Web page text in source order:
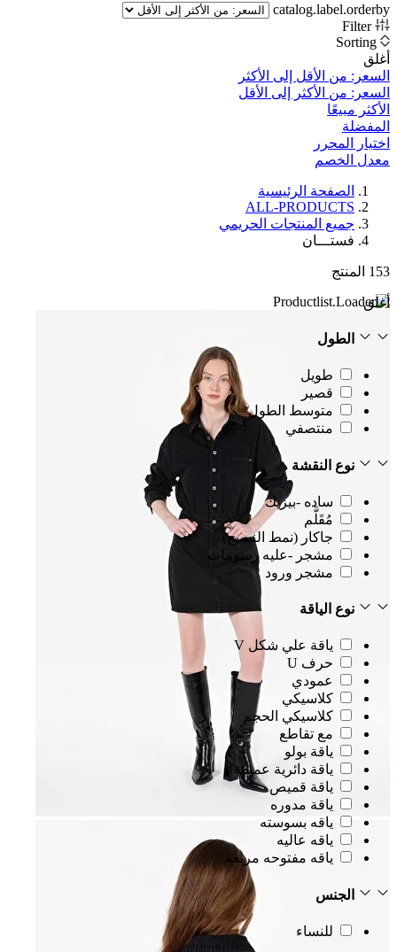
catalog.label.orderby
Filter
Sorting
أغلق
السعر: من الأقل إلى الأكثر
السعر: من الأكثر إلى الأقل
الأكثر مبيعًا
المفضلة
اختيار المحرر
معدل الخصم‎
الصفحة الرئيسية
ALL-PRODUCTS
جميع المنتجات الحريمي
فستـــان
153 المنتج
أغلق
الطول
طويل
قصير
متوسط الطول
منتصفي
نوع النقشة
ساده -بيزيك
مُقَلَّم
جاكار (نمط النسيج)
مشجر -عليه رسومات
مشجر ورود
نوع الياقة
ياقة علي شكل V
حرف U
عمودي
كلاسيكي
كلاسيكي الحجم
مع تقاطع
ياقة بولو
ياقة دائرية عميقة
ياقة قميص
ياقة مدوره
ياقه بسوسته
ياقه عاليه
ياقه مفتوحه مربعه
الجنس
للنساء